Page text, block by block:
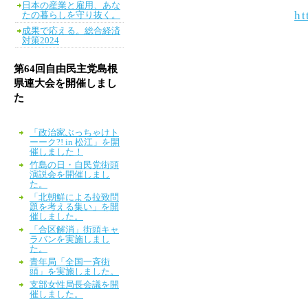
日本の産業と雇用、あな
たの暮らしを守り抜く。
成果で応える。総合経済
対策2024
第64回自由民主党島根
県連大会を開催しまし
た
「政治家ぶっちゃけト
ーーク?! in 松江」を開
催しました！
竹島の日・自民党街頭
演説会を開催しまし
た。
「北朝鮮による拉致問
題を考える集い」を開
催しました。
「合区解消」街頭キャ
ラバンを実施しまし
た。
青年局「全国一斉街
頭」を実施しました。
支部女性局長会議を開
催しました。